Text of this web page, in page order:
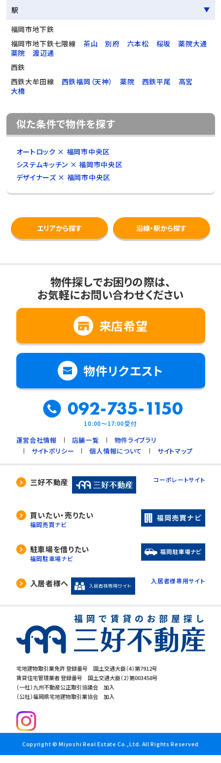
駅
福岡市地下鉄
福岡市地下鉄七隈線
茶山 別府 六本松 桜坂
薬院大通
薬院
渡辺通
西鉄
西鉄大牟田線
西鉄福岡（天神） 薬院 西鉄平尾
高宮
大橋
似た条件で物件を探す
オートロック × 福岡市中央区
システムキッチン × 福岡市中央区
デザイナーズ × 福岡市中央区
エリアから探す 沿線・駅から探す
宅地建物取引業免許 登録番号 国土交通大臣（4）第7912号
賃貸住宅管理業者 登録番号 国土交通大臣（2）第003458号
（一社）九州不動産公正取引協議会 加入
（公社）福岡県宅地建物取引業協会 加入
物件探しでお困りの際は、
お気軽にお問い合わせください
来店希望
物件リクエスト
092-735-1150
10:00～17:00受付
運営会社情報 店舗一覧
物件ライブラリ
サイトポリシー
個人情報について サイトマップ
三好不動産 コーポレートサイト
買いたい・売りたい
福岡売買ナビ
駐車場を借りたい
福岡駐車場ナビ
入居者様へ 入居者様専用サイト
Copyright © Miyoshi Real Estate Co.,Ltd. All Rights Reserved